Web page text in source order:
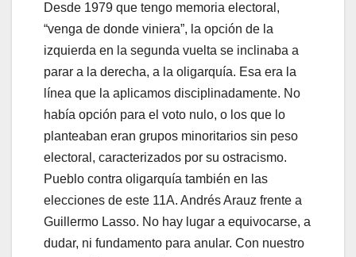
Desde 1979 que tengo memoria electoral,
“venga de donde viniera”, la opción de la
izquierda en la segunda vuelta se inclinaba a
parar a la derecha, a la oligarquía. Esa era la
línea que la aplicamos disciplinadamente. No
había opción para el voto nulo, o los que lo
planteaban eran grupos minoritarios sin peso
electoral, caracterizados por su ostracismo.
Pueblo contra oligarquía también en las
elecciones de este 11A. Andrés Arauz frente a
Guillermo Lasso. No hay lugar a equivocarse, a
dudar, ni fundamento para anular. Con nuestro